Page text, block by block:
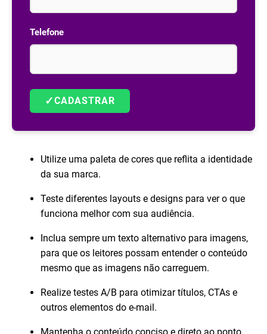
Telefone
✓CADASTRAR
Utilize uma paleta de cores que reflita a identidade
da sua marca.
Teste diferentes layouts e designs para ver o que
funciona melhor com sua audiência.
Inclua sempre um texto alternativo para imagens,
para que os leitores possam entender o conteúdo
mesmo que as imagens não carreguem.
Realize testes A/B para otimizar títulos, CTAs e
outros elementos do e-mail.